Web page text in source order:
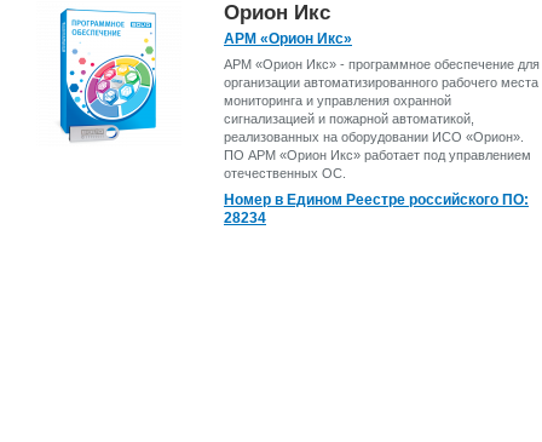
Орион Икс
АРМ «Орион Икс»
АРМ «Орион Икс» - программное обеспечение для
организации автоматизированного рабочего места
мониторинга и управления охранной
сигнализацией и пожарной автоматикой,
реализованных на оборудовании ИСО «Орион».
ПО АРМ «Орион Икс» работает под управлением
отечественных ОС.
Номер в Едином Реестре российского ПО:
28234